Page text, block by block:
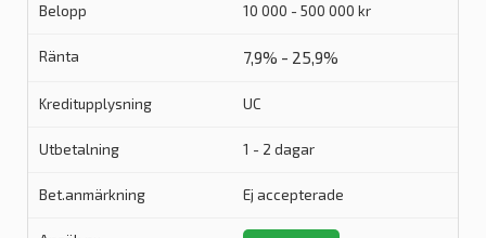
10 000 - 500 000 kr
7,9% - 25,9%
UC
1 - 2 dagar
Ej accepterade